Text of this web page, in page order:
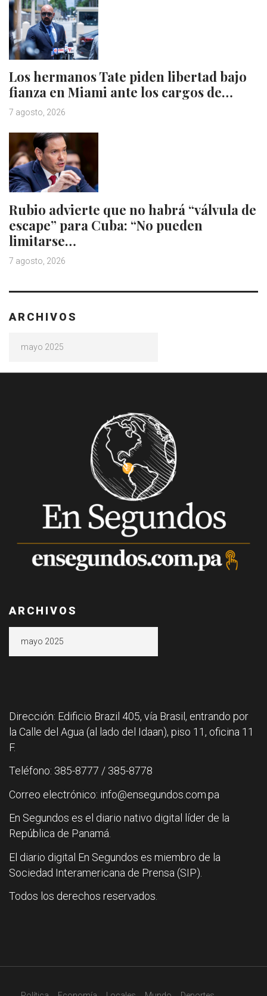
Los hermanos Tate piden libertad bajo
fianza en Miami ante los cargos de…
7 agosto, 2026
Rubio advierte que no habrá “válvula de
escape” para Cuba: “No pueden
limitarse…
7 agosto, 2026
ARCHIVOS
ARCHIVOS
Dirección: Edificio Brazil 405, vía Brasil, entrando por
la Calle del Agua (al lado del Idaan), piso 11, oficina 11
F.
Teléfono: 385-8777 / 385-8778
Correo electrónico: info@ensegundos.com.pa
En Segundos es el diario nativo digital líder de la
República de Panamá.
El diario digital En Segundos es miembro de la
Sociedad Interamericana de Prensa (SIP).
Todos los derechos reservados.